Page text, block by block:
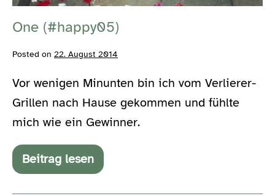
One (#happy05)
Posted on 22. August 2014
Vor wenigen Minunten bin ich vom Verlierer-
Grillen nach Hause gekommen und fühlte
mich wie ein Gewinner.
Beitrag lesen
One
(#happy05)